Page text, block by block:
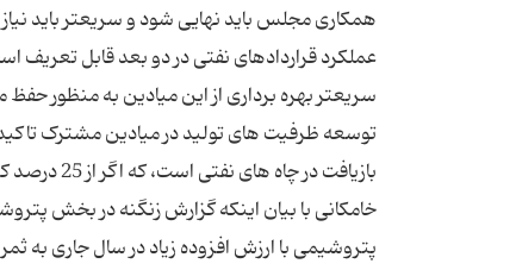
همکاری مجلس باید نهایی شود و سریعتر باید
عملکرد قراردادهای نفتی در دو بعد قابل
سریعتر بهره برداری از این میادین به منظور
توسعه ظرفیت های تولید در میادین مشترک
پتروشیمی با ارزش افزوده زیاد در سال جاری